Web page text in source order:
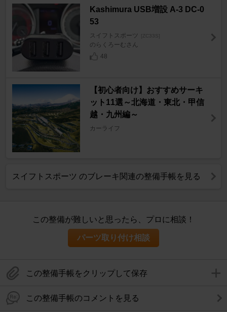
Kashimura USB増設 A-3 DC-0
53
スイフトスポーツ [ZC33S]
のらくろーむさん
48
【初心者向け】おすすめサーキ
ット11選～北海道・東北・甲信
越・九州編～
カーライフ
スイフトスポーツ のブレーキ関連の整備手帳を見る
この整備が難しいと思ったら、プロに相談！
パーツ取り付け相談
この整備手帳をクリップして保存
この整備手帳のコメントを見る